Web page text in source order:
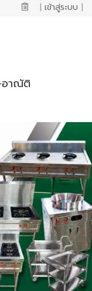
| เข้าสู่ระบบ |
อาณัติ